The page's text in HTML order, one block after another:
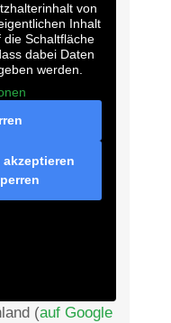
von
Inhalt
Schaltfläche
dabei Daten
werden.
(auf Google